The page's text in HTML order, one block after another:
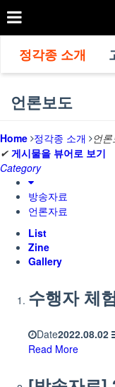
정각종 소개
언론보도
Home 정각종 소개
언
✔ 게시물을 뷰어로 보기
Category
방송자료
언론자료
List
Zine
Gallery
수행자 체
Date2022.08.02
Read More